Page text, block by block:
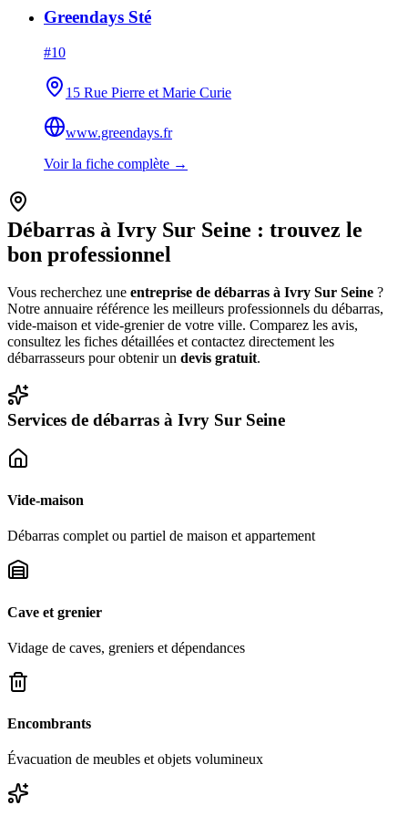
Greendays Sté
#10
15 Rue Pierre et Marie Curie
www.greendays.fr
Voir la fiche complète →
Débarras à Ivry Sur Seine : trouvez le
bon professionnel
Vous recherchez une entreprise de débarras à Ivry Sur Seine ?
Notre annuaire référence les meilleurs professionnels du débarras,
vide-maison et vide-grenier de votre ville. Comparez les avis,
consultez les fiches détaillées et contactez directement les
débarrasseurs pour obtenir un devis gratuit.
Services de débarras à Ivry Sur Seine
Vide-maison
Débarras complet ou partiel de maison et appartement
Cave et grenier
Vidage de caves, greniers et dépendances
Encombrants
Évacuation de meubles et objets volumineux